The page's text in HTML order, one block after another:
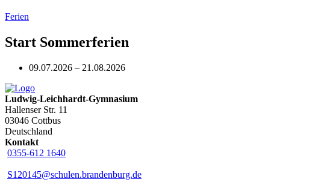
Ferien
Start Sommerferien
09.07.2026 – 21.08.2026
Ludwig-Leichhardt-Gymnasium
Hallenser Str. 11
03046 Cottbus
Deutschland
Kontakt
0355-612 1640
S120145@schulen.brandenburg.de